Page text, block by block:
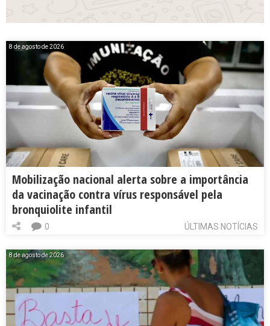
8 de agosto de 2026
Mobilização nacional alerta sobre a importância
da vacinação contra vírus responsável pela
bronquiolite infantil
ÚLTIMAS NOTÍCIAS
0
8 de agosto de 2026